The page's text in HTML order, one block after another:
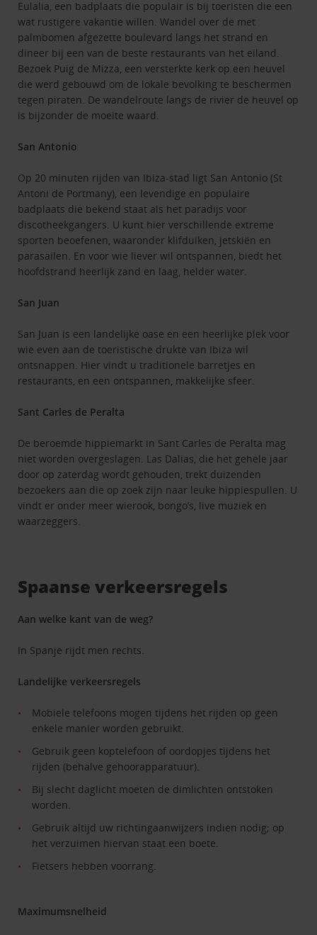
Eulalia, een badplaats die populair is bij toeristen die een
wat rustigere vakantie willen. Wandel over de met
palmbomen afgezette boulevard langs het strand en
dineer bij een van de beste restaurants van het eiland.
Bezoek Puig de Mizza, een versterkte kerk op een heuvel
die werd gebouwd om de lokale bevolking te beschermen
tegen piraten. De wandelroute langs de rivier de heuvel op
is bijzonder de moeite waard.
San Antonio
Op 20 minuten rijden van Ibiza-stad ligt San Antonio (St
Antoni de Portmany), een levendige en populaire
badplaats die bekend staat als het paradijs voor
discotheekgangers. U kunt hier verschillende extreme
sporten beoefenen, waaronder klifduiken, jetskiën en
parasailen. En voor wie liever wil ontspannen, biedt het
hoofdstrand heerlijk zand en laag, helder water.
San Juan
San Juan is een landelijke oase en een heerlijke plek voor
wie even aan de toeristische drukte van Ibiza wil
ontsnappen. Hier vindt u traditionele barretjes en
restaurants, en een ontspannen, makkelijke sfeer.
Sant Carles de Peralta
De beroemde hippiemarkt in Sant Carles de Peralta mag
niet worden overgeslagen. Las Dalias, die het gehele jaar
door op zaterdag wordt gehouden, trekt duizenden
bezoekers aan die op zoek zijn naar leuke hippiespullen. U
vindt er onder meer wierook, bongo’s, live muziek en
waarzeggers.
Spaanse verkeersregels
Aan welke kant van de weg?
In Spanje rijdt men rechts.
Landelijke verkeersregels
Mobiele telefoons mogen tijdens het rijden op geen
enkele manier worden gebruikt.
Gebruik geen koptelefoon of oordopjes tijdens het
rijden (behalve gehoorapparatuur).
Bij slecht daglicht moeten de dimlichten ontstoken
worden.
Gebruik altijd uw richtingaanwijzers indien nodig; op
het verzuimen hiervan staat een boete.
Fietsers hebben voorrang.
Maximumsnelheid